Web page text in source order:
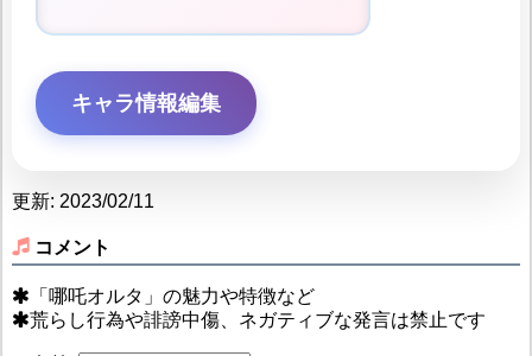
キャラ情報編集
更新: 2023/02/11
コメント
「哪吒オルタ」の魅力や特徴など
荒らし行為や誹謗中傷、ネガティブな発言は禁止です